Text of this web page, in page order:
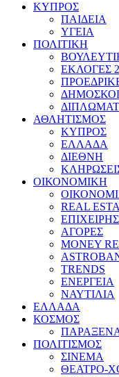
ΚΥΠΡΟΣ
ΠΑΙΔΕΙΑ
ΥΓΕΙΑ
ΠΟΛΙΤΙΚΗ
ΕΚΛΟΓΕΣ
ΑΘΛΗΤΙΣΜΟΣ
ΚΥΠΡΟΣ
ΕΛΛΑΔΑ
ΔΙΕΘΝΗ
ΟΙΚΟΝΟΜΙΚΗ
REAL
ΑΓΟΡΕΣ
MONEY
TRENDS
ΕΝΕΡΓΕΙΑ
ΝΑΥΤΙΛΙΑ
ΕΛΛΑΔΑ
ΚΟΣΜΟΣ
ΠΟΛΙΤΙΣΜΟΣ
ΣΙΝΕΜΑ
ΘΕΑΤΡΟ-